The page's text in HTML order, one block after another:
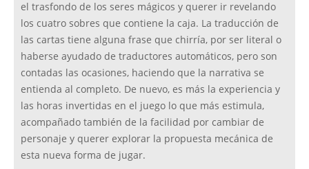
el trasfondo de los seres mágicos y querer ir revelando
los cuatro sobres que contiene la caja. La traducción de
las cartas tiene alguna frase que chirría, por ser literal o
haberse ayudado de traductores automáticos, pero son
contadas las ocasiones, haciendo que la narrativa se
entienda al completo. De nuevo, es más la experiencia y
las horas invertidas en el juego lo que más estimula,
acompañado también de la facilidad por cambiar de
personaje y querer explorar la propuesta mecánica de
esta nueva forma de jugar.